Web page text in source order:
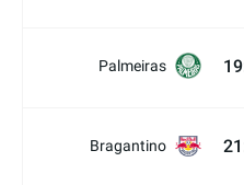
Palmeiras
Bragantino